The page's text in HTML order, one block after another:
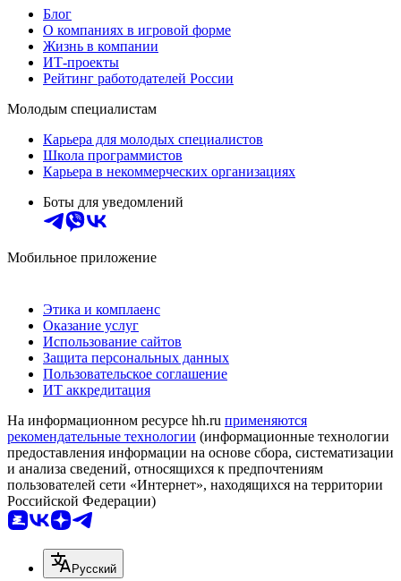
Блог
О компаниях в игровой форме
Жизнь в компании
ИТ-проекты
Рейтинг работодателей России
Молодым специалистам
Карьера для молодых специалистов
Школа программистов
Карьера в некоммерческих организациях
Боты для уведомлений
Мобильное приложение
Этика и комплаенс
Оказание услуг
Использование сайтов
Защита персональных данных
Пользовательское соглашение
ИТ аккредитация
На информационном ресурсе hh.ru применяются
рекомендательные технологии (информационные технологии
предоставления информации на основе сбора, систематизации
и анализа сведений, относящихся к предпочтениям
пользователей сети «Интернет», находящихся на территории
Российской Федерации)
Русский